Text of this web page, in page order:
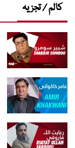
کالم / تجزیہ